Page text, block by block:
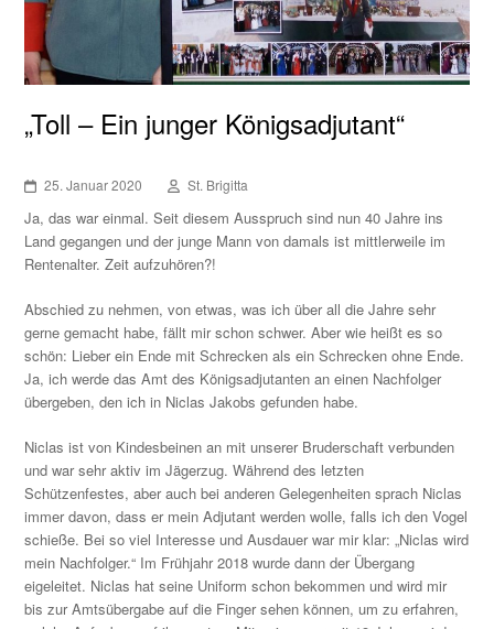
„Toll – Ein junger Königsadjutant“
25. Januar 2020 St. Brigitta
Ja, das war einmal. Seit diesem Ausspruch sind nun 40 Jahre ins
Land gegangen und der junge Mann von damals ist mittlerweile im
Rentenalter. Zeit aufzuhören?!
Abschied zu nehmen, von etwas, was ich über all die Jahre sehr
gerne gemacht habe, fällt mir schon schwer. Aber wie heißt es so
schön: Lieber ein Ende mit Schrecken als ein Schrecken ohne Ende.
Ja, ich werde das Amt des Königsadjutanten an einen Nachfolger
übergeben, den ich in Niclas Jakobs gefunden habe.
Niclas ist von Kindesbeinen an mit unserer Bruderschaft verbunden
und war sehr aktiv im Jägerzug. Während des letzten
Schützenfestes, aber auch bei anderen Gelegenheiten sprach Niclas
immer davon, dass er mein Adjutant werden wolle, falls ich den Vogel
schieße. Bei so viel Interesse und Ausdauer war mir klar: „Niclas wird
mein Nachfolger.“ Im Frühjahr 2018 wurde dann der Übergang
eigeleitet. Niclas hat seine Uniform schon bekommen und wird mir
bis zur Amtsübergabe auf die Finger sehen können, um zu erfahren,